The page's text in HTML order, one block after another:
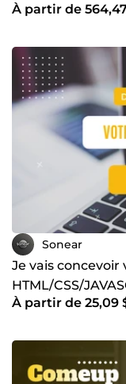
À partir de
Sonear
Je vais
HTML/CSS/
À partir de 25,09